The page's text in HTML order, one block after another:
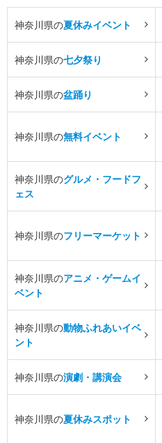
神奈川県の夏休みイベント
神奈川県の七夕祭り
神奈川県の盆踊り
神奈川県の無料イベント
神奈川県のグルメ・フードフ
ェス
神奈川県のフリーマーケット
神奈川県のアニメ・ゲームイ
ベント
神奈川県の動物ふれあいイベ
ント
神奈川県の演劇・講演会
神奈川県の夏休みスポット